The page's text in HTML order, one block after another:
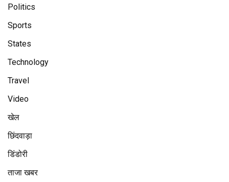
Politics
Sports
States
Technology
Travel
Video
खेल
छिंदवाड़ा
डिंडोरी
ताजा खबर